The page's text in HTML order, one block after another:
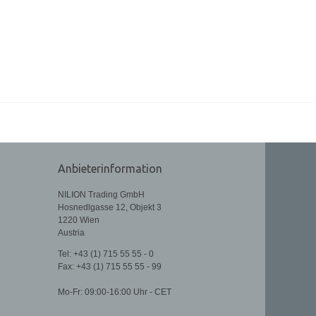
Anbieterinformation
NILION Trading GmbH
Hosnedlgasse 12, Objekt 3
1220 Wien
Austria
Tel: +43 (1) 715 55 55 - 0
Fax: +43 (1) 715 55 55 - 99
Mo-Fr: 09:00-16:00 Uhr - CET